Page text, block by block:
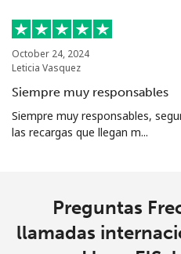
October 24, 2024
Leticia Vasquez
Siempre muy responsables
Siempre muy responsables,
las recargas que llegan m...
Preguntas
llamadas